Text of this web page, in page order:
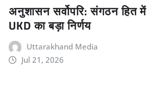
अनुशासन सर्वोपरि: संगठन हित में
UKD का बड़ा निर्णय
Uttarakhand Media
Jul 21, 2026